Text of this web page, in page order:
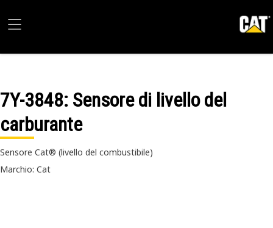
7Y-3848: Sensore di livello del
carburante
Sensore Cat® (livello del combustibile)
Marchio: Cat